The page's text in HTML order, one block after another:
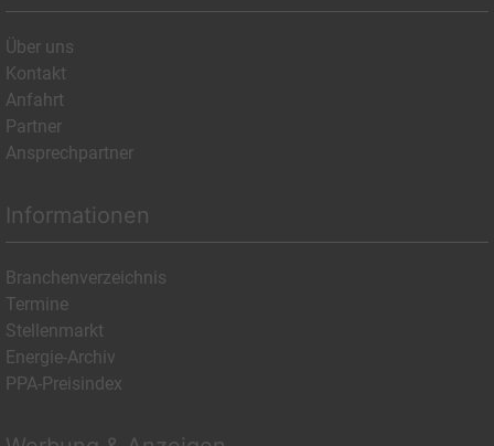
Über uns
Kontakt
Anfahrt
Partner
Ansprechpartner
Informationen
Branchenverzeichnis
Termine
Stellenmarkt
Energie-Archiv
PPA-Preisindex